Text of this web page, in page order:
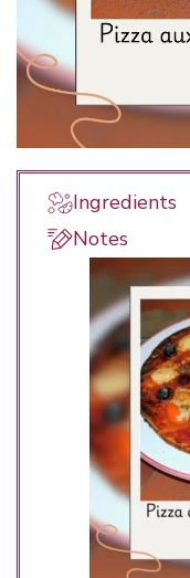
Ingredients
Notes